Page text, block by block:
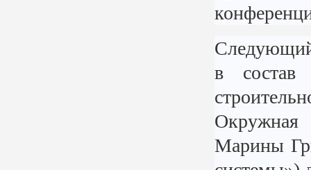
Следующий
в состав
Окружная
Марины